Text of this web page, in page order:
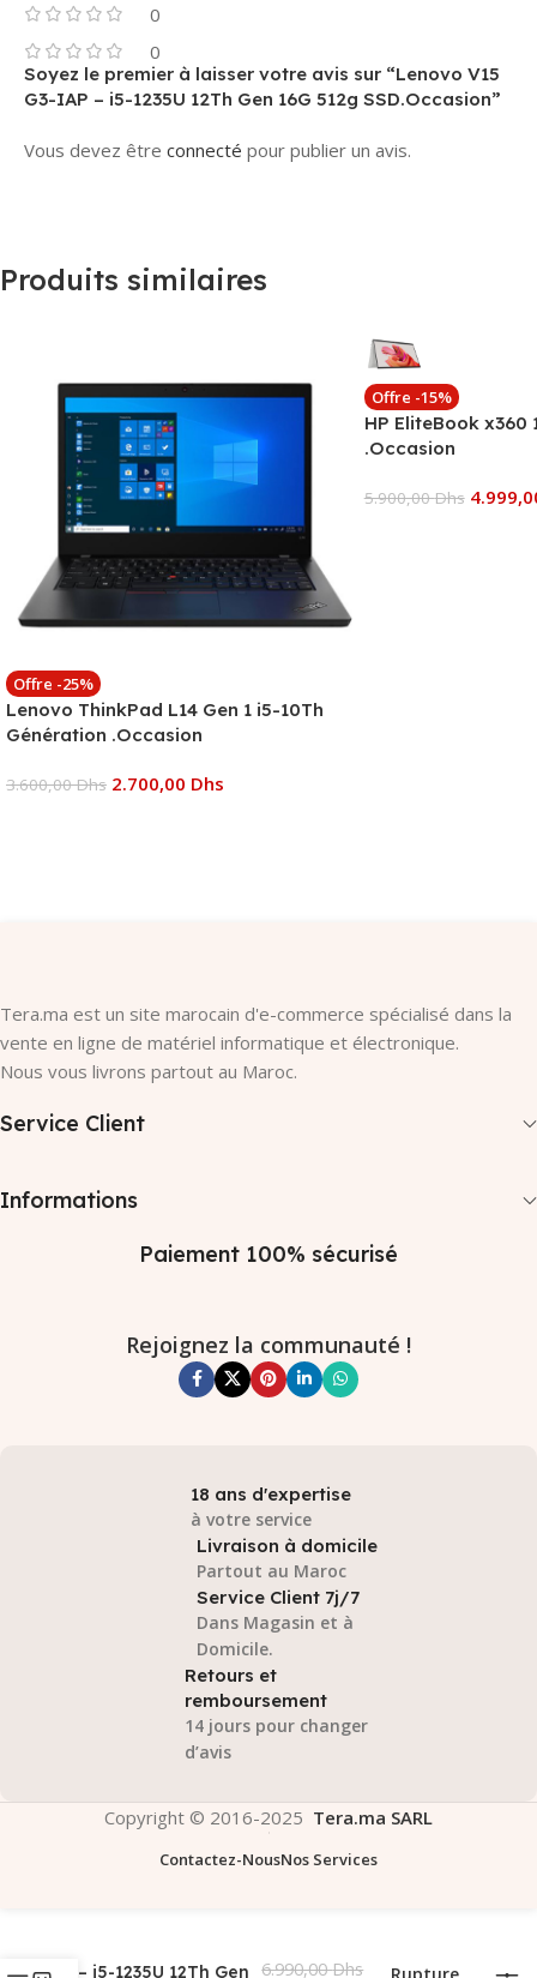
0
0
Soyez le premier à laisser votre avis sur “Lenovo V15
G3-IAP – i5-1235U 12Th Gen 16G 512g SSD.Occasion”
Vous devez être connecté pour publier un avis.
Produits similaires
Offre -25%
Lenovo ThinkPad L14 Gen 1 i5-10Th
Génération .Occasion
3.600,00Dhs 2.700,00 Dhs
Offre -15%
HP EliteBook x360
.Occasion
5.900,00Dhs
Tera.ma est un site marocain d'e-commerce spécialisé dans la
vente en ligne de matériel informatique et électronique.
Nous vous livrons partout au Maroc.
Service Client
Informations
Paiement 100% sécurisé
Rejoignez la communauté !
18 ans d'expertise
à votre service
Livraison à domicile
Partout au Maroc
Service Client 7j/7
Dans Magasin et à
Domicile.
Retours et
remboursement
14 jours pour changer
d’avis
Copyright © 2016-2025 Tera.ma SARL
Contactez-NousNos Services
– i5-1235U 12Th Gen
6.990,00Dhs